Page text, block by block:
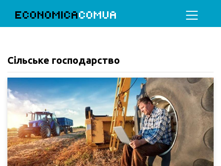
ECONOMICACOMUA
Сільське господарство